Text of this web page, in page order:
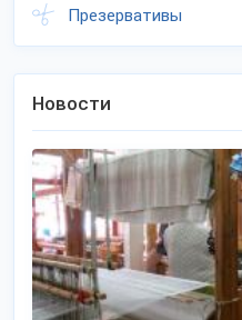
Презервативы
Новости